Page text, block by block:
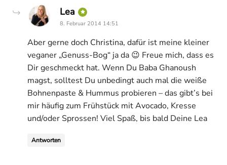
Lea says:
8. Februar 2014 14:51
Aber gerne doch Christina, dafür ist meine kleiner
veganer „Genuss-Bog“ ja da 😉 Freue mich, dass es
Dir geschmeckt hat. Wenn Du Baba Ghanoush
magst, solltest Du unbedingt auch mal die weiße
Bohnenpaste & Hummus probieren – das gibt’s bei
mir häufig zum Frühstück mit Avocado, Kresse
und/oder Sprossen! Viel Spaß, bis bald Deine Lea
Antworten